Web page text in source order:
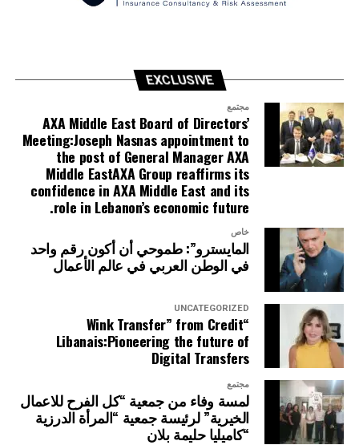
EXCLUSIVE
مجتمع
AXA Middle East Board of Directors’
Meeting:Joseph Nasnas appointment to
the post of General Manager AXA
Middle EastAXA Group reaffirms its
confidence in AXA Middle East and its
role in Lebanon’s economic future.
خاص
المايسترو”: طموحي أن أكون رقم واحد
في الوطن العربي في عالم الأعمال
UNCATEGORIZED
“Wink Transfer” from Credit
Libanais:Pioneering the future of
Digital Transfers
مجتمع
لمسة وفاء من جمعية “كل الفرح للاعمال
الخيرية” لرئيسة جمعية “المرأة الدرزية
“كاميليا حليمة بلان